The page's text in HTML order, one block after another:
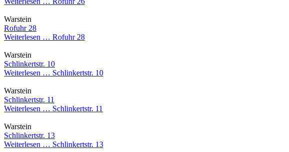
Warstein
Rofuhr 28
Weiterlesen … Rofuhr 28
Warstein
Schlinkertstr. 10
Weiterlesen … Schlinkertstr. 10
Warstein
Schlinkertstr. 11
Weiterlesen … Schlinkertstr. 11
Warstein
Schlinkertstr. 13
Weiterlesen … Schlinkertstr. 13